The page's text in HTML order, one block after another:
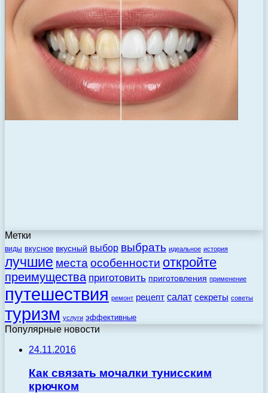
Метки
виды вкусное вкусный выбор выбрать идеальное история
лучшие места особенности откройте
преимущества приготовить приготовления применение
путешествия ремонт рецепт салат секреты советы
туризм услуги эффективные
Популярные новости
24.11.2016
Как связать мочалки тунисским
крючком